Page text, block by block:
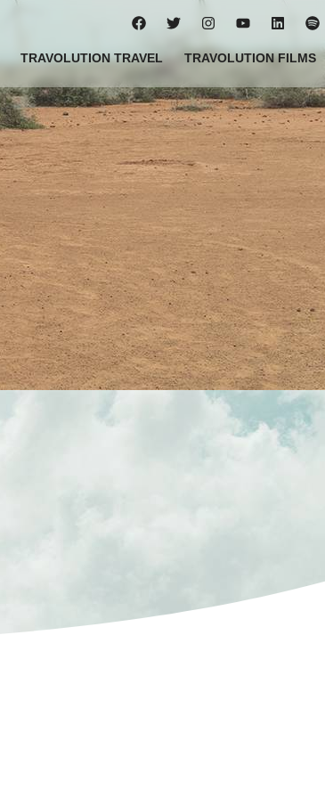
TRAVOLUTION TRAVEL TRAVOLUTION FILMS